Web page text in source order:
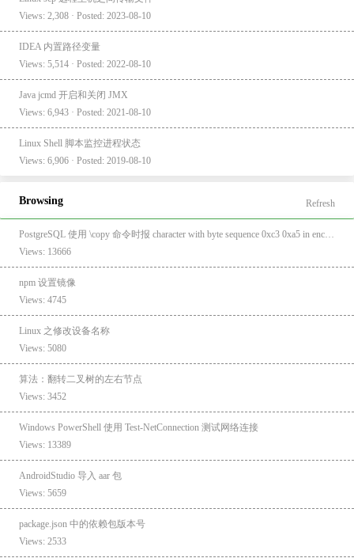
Views: 2,308 · Posted: 2023-08-10
IDEA 内置路径变量
Views: 5,514 · Posted: 2022-08-10
Java jcmd 开启和关闭 JMX
Views: 6,943 · Posted: 2021-08-10
Linux Shell 脚本监控进程状态
Views: 6,906 · Posted: 2019-08-10
Browsing Refresh
Views: 13666
npm 设置镜像
Views: 4745
Linux 之修改设备名称
Views: 5080
算法：翻转二叉树的左右节点
Views: 3452
Windows PowerShell 使用 Test-NetConnection 测试网络连接
Views: 13389
AndroidStudio 导入 aar 包
Views: 5659
package.json 中的依赖包版本号
Views: 2533